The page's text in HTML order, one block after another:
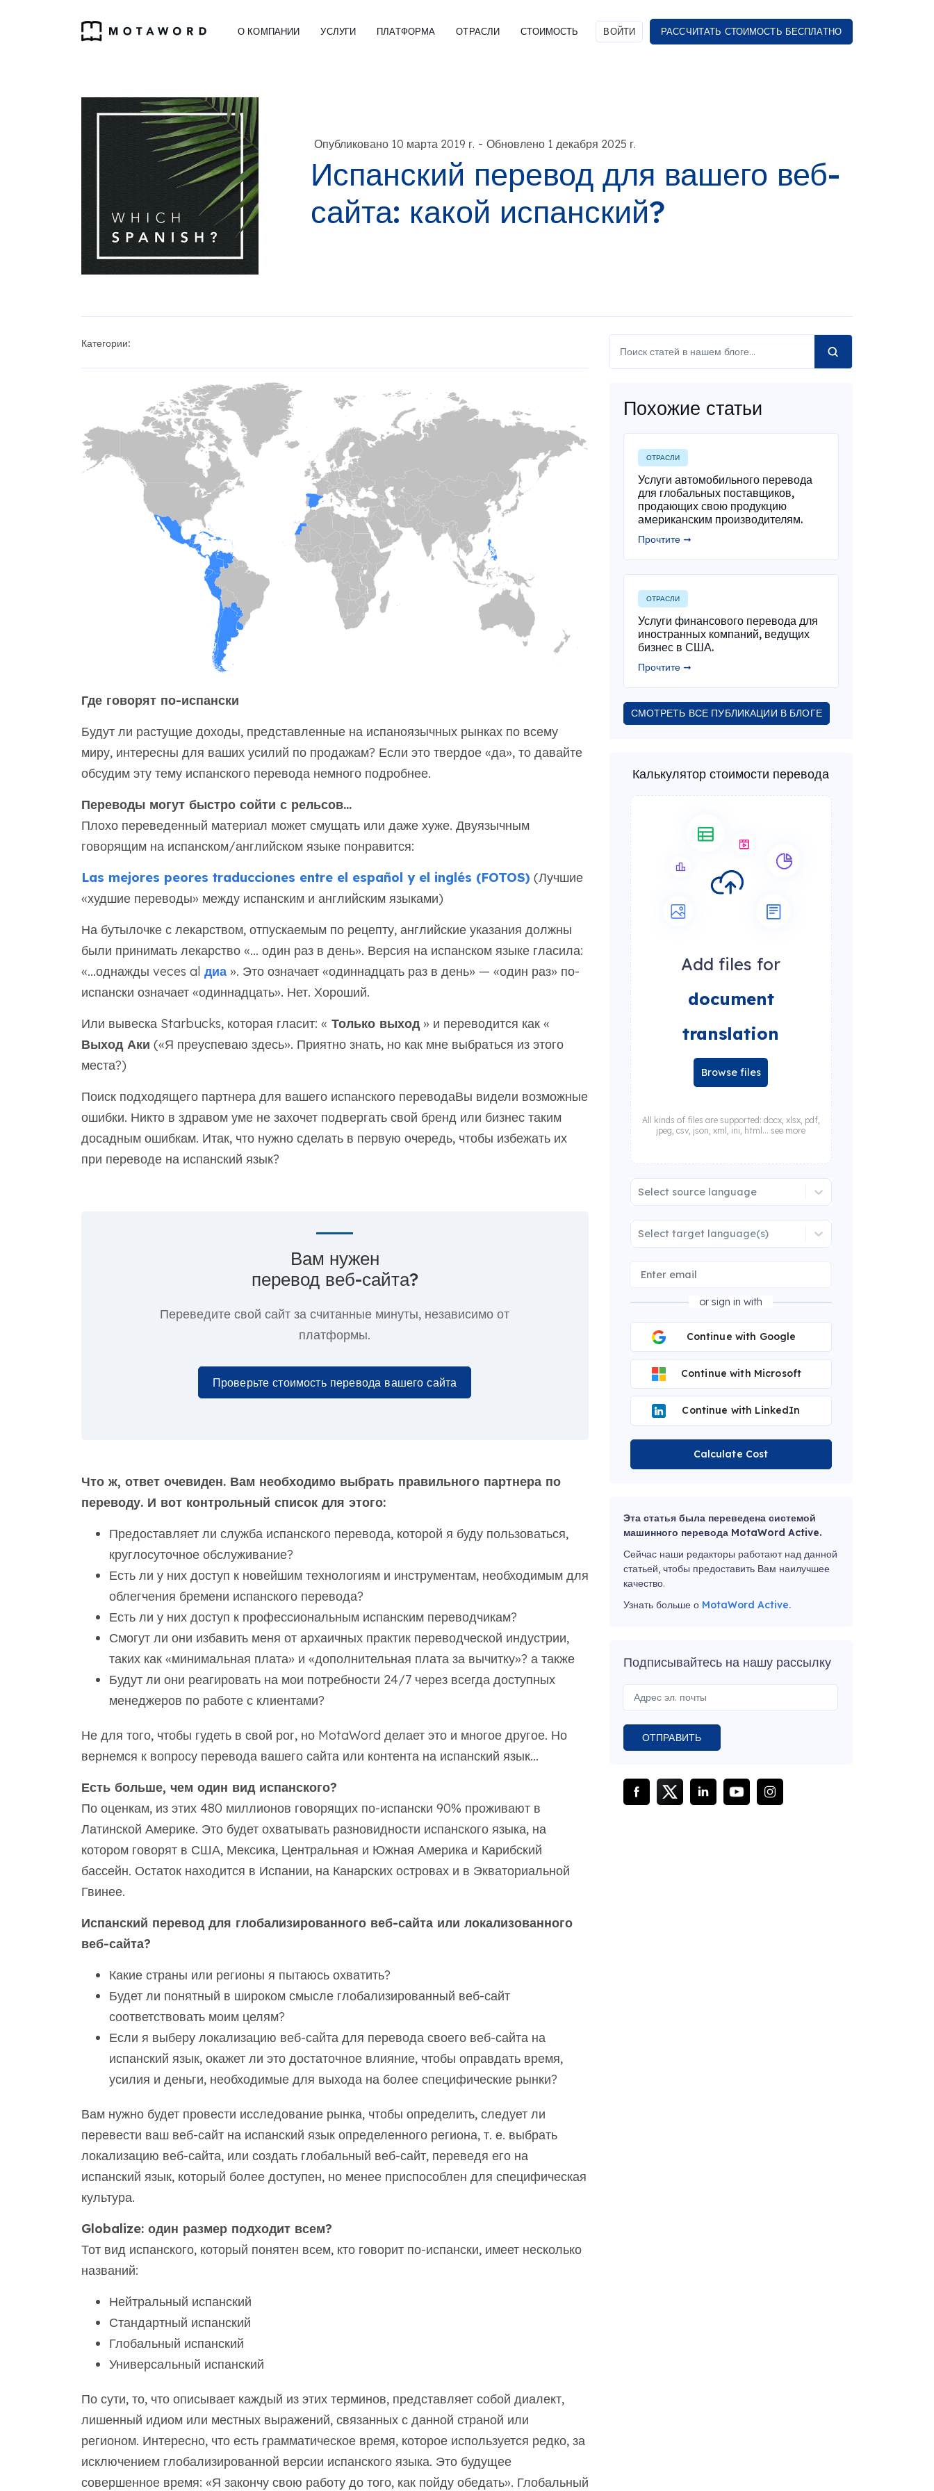
О КОМПАНИИ УСЛУГИ ПЛАТФОРМА ОТРАСЛИ СТОИМОСТЬ ВОЙТИ РАССЧИТАТЬ СТОИМОСТЬ БЕСПЛАТНО
Опубликовано 10 марта 2019 г. - Обновлено 1 декабря 2025 г.
Испанский перевод для вашего веб-
сайта: какой испанский?
Категории:
Где говорят по-испански
Будут ли растущие доходы, представленные на испаноязычных рынках по всему
миру, интересны для ваших усилий по продажам? Если это твердое «да», то давайте
обсудим эту тему испанского перевода немного подробнее.
Переводы могут быстро сойти с рельсов…
Плохо переведенный материал может смущать или даже хуже. Двуязычным
говорящим на испанском/английском языке понравится:
Las mejores peores traducciones entre el español y el inglés (FOTOS) (Лучшие
«худшие переводы» между испанским и английским языками)
На бутылочке с лекарством, отпускаемым по рецепту, английские указания должны
были принимать лекарство «... один раз в день». Версия на испанском языке гласила:
«...однажды veces al диа». Это означает «одиннадцать раз в день» — «один раз» по-
испански означает «одиннадцать». Нет. Хороший.
Или вывеска Starbucks, которая гласит: « Только выход» и переводится как «
Выход Аки («Я преуспеваю здесь». Приятно знать, но как мне выбраться из этого
места?)
Поиск подходящего партнера для вашего испанского переводаВы видели возможные
ошибки. Никто в здравом уме не захочет подвергать свой бренд или бизнес таким
досадным ошибкам. Итак, что нужно сделать в первую очередь, чтобы избежать их
при переводе на испанский язык?
Вам нужен
перевод веб-сайта?
Переведите свой сайт за считанные минуты, независимо от
платформы.
Проверьте стоимость перевода вашего сайта
Что ж, ответ очевиден. Вам необходимо выбрать правильного партнера по
переводу. И вот контрольный список для этого:
Предоставляет ли служба испанского перевода, которой я буду пользоваться,
круглосуточное обслуживание?
Есть ли у них доступ к новейшим технологиям и инструментам, необходимым для
облегчения бремени испанского перевода?
Есть ли у них доступ к профессиональным испанским переводчикам?
Смогут ли они избавить меня от архаичных практик переводческой индустрии,
таких как «минимальная плата» и «дополнительная плата за вычитку»? а также
Будут ли они реагировать на мои потребности 24/7 через всегда доступных
менеджеров по работе с клиентами?
Не для того, чтобы гудеть в свой рог, но MotaWord делает это и многое другое. Но
вернемся к вопросу перевода вашего сайта или контента на испанский язык...
Есть больше, чем один вид испанского?
По оценкам, из этих 480 миллионов говорящих по-испански 90% проживают в
Латинской Америке. Это будет охватывать разновидности испанского языка, на
котором говорят в США, Мексика, Центральная и Южная Америка и Карибский
бассейн. Остаток находится в Испании, на Канарских островах и в Экваториальной
Гвинее.
Испанский перевод для глобализированного веб-сайта или локализованного
веб-сайта?
Какие страны или регионы я пытаюсь охватить?
Будет ли понятный в широком смысле глобализированный веб-сайт
соответствовать моим целям?
Если я выберу локализацию веб-сайта для перевода своего веб-сайта на
испанский язык, окажет ли это достаточное влияние, чтобы оправдать время,
усилия и деньги, необходимые для выхода на более специфические рынки?
Вам нужно будет провести исследование рынка, чтобы определить, следует ли
перевести ваш веб-сайт на испанский язык определенного региона, т. е. выбрать
локализацию веб-сайта, или создать глобальный веб-сайт, переведя его на
испанский язык, который более доступен, но менее приспособлен для специфическая
культура.
Globalize: один размер подходит всем?
Тот вид испанского, который понятен всем, кто говорит по-испански, имеет несколько
названий:
Нейтральный испанский
Стандартный испанский
Глобальный испанский
Универсальный испанский
По сути, то, что описывает каждый из этих терминов, представляет собой диалект,
лишенный идиом или местных выражений, связанных с данной страной или
регионом. Интересно, что есть грамматическое время, которое используется редко, за
исключением глобализированной версии испанского языка. Это будущее
совершенное время: «Я закончу свою работу до того, как пойду обедать». Глобальный
Похожие статьи
ОТРАСЛИ
Услуги автомобильного перевода
для глобальных поставщиков,
продающих свою продукцию
американским производителям.
Прочтите ➞
ОТРАСЛИ
Услуги финансового перевода для
иностранных компаний, ведущих
бизнес в США.
Прочтите ➞
СМОТРЕТЬ ВСЕ ПУБЛИКАЦИИ В БЛОГЕ
Калькулятор стоимости перевода
Add files for
document
translation
Browse files
All kinds of files are supported: docx, xlsx, pdf,
jpeg, csv, json, xml, ini, html... see more
Select source language
Select target language(s)
or sign in with
Continue with Google
Continue with Microsoft
Continue with LinkedIn
Calculate Cost
Эта статья была переведена системой
машинного перевода MotaWord Active.
Сейчас наши редакторы работают над данной
статьей, чтобы предоставить Вам наилучшее
качество.
Узнать больше о MotaWord Active.
Подписывайтесь на нашу рассылку
ОТПРАВИТЬ